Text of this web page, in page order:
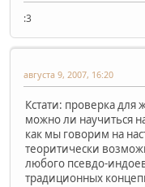
:3
августа 9, 2007, 16:20
Кстати: проверка для
можно ли научиться
как мы говорим на
теоритически
любого псевдо-
традиционных